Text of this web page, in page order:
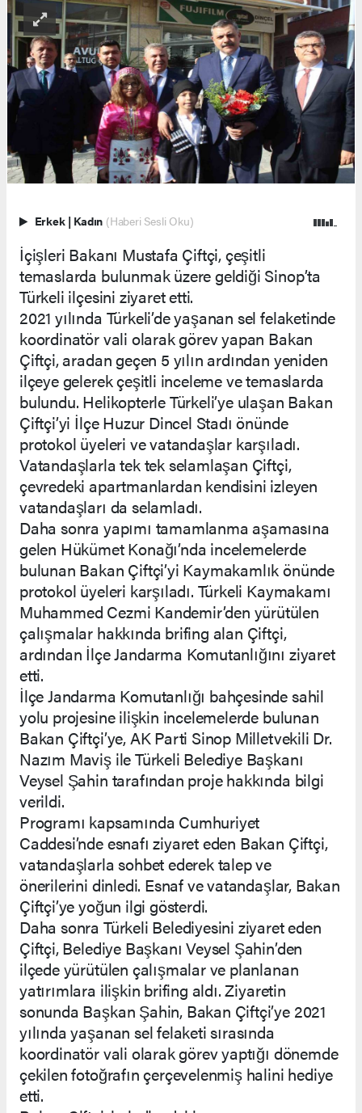
Erkek | Kadın (Haberi Sesli Oku)
İçişleri Bakanı Mustafa Çiftçi, çeşitli
temaslarda bulunmak üzere geldiği Sinop’ta
Türkeli ilçesini ziyaret etti.
2021 yılında Türkeli’de yaşanan sel felaketinde
koordinatör vali olarak görev yapan Bakan
Çiftçi, aradan geçen 5 yılın ardından yeniden
ilçeye gelerek çeşitli inceleme ve temaslarda
bulundu. Helikopterle Türkeli’ye ulaşan Bakan
Çiftçi’yi İlçe Huzur Dincel Stadı önünde
protokol üyeleri ve vatandaşlar karşıladı.
Vatandaşlarla tek tek selamlaşan Çiftçi,
çevredeki apartmanlardan kendisini izleyen
vatandaşları da selamladı.
Daha sonra yapımı tamamlanma aşamasına
gelen Hükümet Konağı’nda incelemelerde
bulunan Bakan Çiftçi’yi Kaymakamlık önünde
protokol üyeleri karşıladı. Türkeli Kaymakamı
Muhammed Cezmi Kandemir’den yürütülen
çalışmalar hakkında brifing alan Çiftçi,
ardından İlçe Jandarma Komutanlığını ziyaret
etti.
İlçe Jandarma Komutanlığı bahçesinde sahil
yolu projesine ilişkin incelemelerde bulunan
Bakan Çiftçi’ye, AK Parti Sinop Milletvekili Dr.
Nazım Maviş ile Türkeli Belediye Başkanı
Veysel Şahin tarafından proje hakkında bilgi
verildi.
Programı kapsamında Cumhuriyet
Caddesi’nde esnafı ziyaret eden Bakan Çiftçi,
vatandaşlarla sohbet ederek talep ve
önerilerini dinledi. Esnaf ve vatandaşlar, Bakan
Çiftçi’ye yoğun ilgi gösterdi.
Daha sonra Türkeli Belediyesini ziyaret eden
Çiftçi, Belediye Başkanı Veysel Şahin’den
ilçede yürütülen çalışmalar ve planlanan
yatırımlara ilişkin brifing aldı. Ziyaretin
sonunda Başkan Şahin, Bakan Çiftçi’ye 2021
yılında yaşanan sel felaketi sırasında
koordinatör vali olarak görev yaptığı dönemde
çekilen fotoğrafın çerçevelenmiş halini hediye
etti.